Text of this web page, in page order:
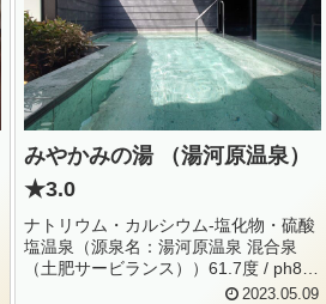
みやかみの湯 （湯河原温泉）
★3.0
ナトリウム・カルシウム-塩化物・硫酸
塩温泉（源泉名：湯河原温泉 混合泉
（土肥サービランス））61.7度 / ph8.2
/ R1.11.25Li+ = 0.27 / Na+ = 384 / K+ =
2023.05.09